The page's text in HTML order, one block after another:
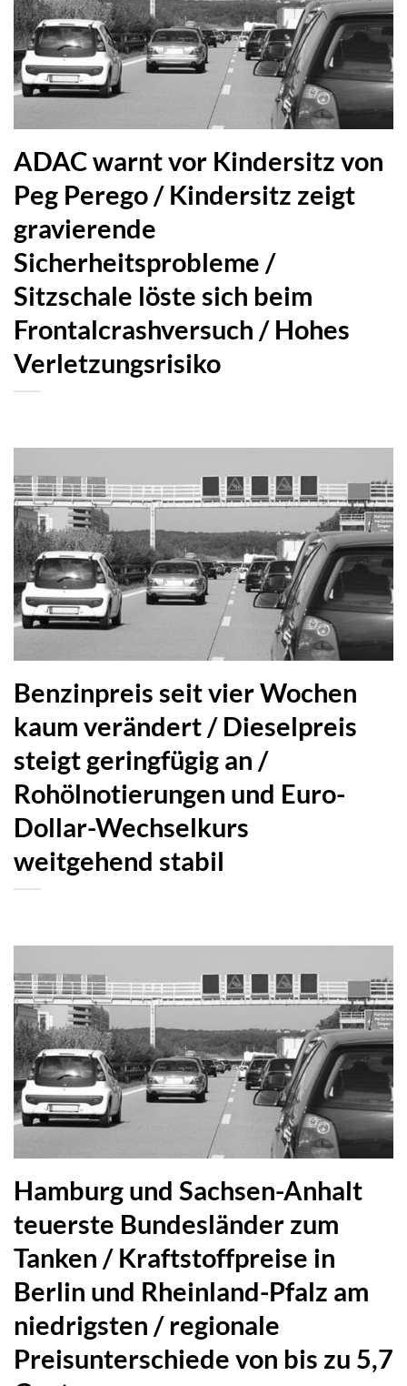
ADAC warnt vor Kindersitz von
Peg Perego / Kindersitz zeigt
gravierende
Sicherheitsprobleme /
Sitzschale löste sich beim
Frontalcrashversuch / Hohes
Verletzungsrisiko
Benzinpreis seit vier Wochen
kaum verändert / Dieselpreis
steigt geringfügig an /
Rohölnotierungen und Euro-
Dollar-Wechselkurs
weitgehend stabil
Hamburg und Sachsen-Anhalt
teuerste Bundesländer zum
Tanken / Kraftstoffpreise in
Berlin und Rheinland-Pfalz am
niedrigsten / regionale
Preisunterschiede von bis zu 5,7